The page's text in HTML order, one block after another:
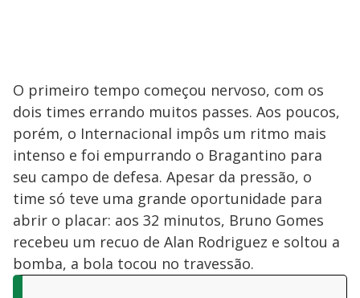
O primeiro tempo começou nervoso, com os
dois times errando muitos passes. Aos poucos,
porém, o Internacional impôs um ritmo mais
intenso e foi empurrando o Bragantino para
seu campo de defesa. Apesar da pressão, o
time só teve uma grande oportunidade para
abrir o placar: aos 32 minutos, Bruno Gomes
recebeu um recuo de Alan Rodriguez e soltou a
bomba, a bola tocou no travessão.